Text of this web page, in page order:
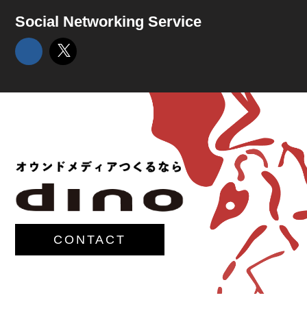
Social Networking Service
CONTACT